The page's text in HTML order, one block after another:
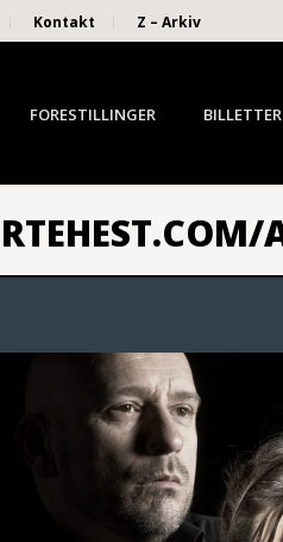
Kontakt Z – Arkiv
FORESTILLINGER BILLETTER